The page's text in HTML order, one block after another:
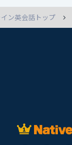
ン英会話トップ